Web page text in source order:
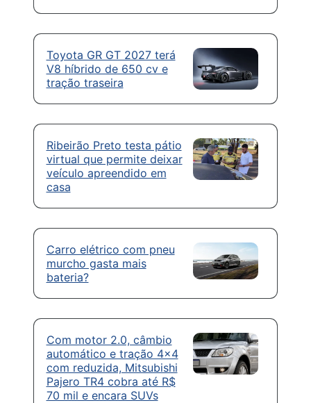
Toyota GR GT 2027 terá
V8 híbrido de 650 cv e
tração traseira
Ribeirão Preto testa pátio
virtual que permite deixar
veículo apreendido em
casa
Carro elétrico com pneu
murcho gasta mais
bateria?
Com motor 2.0, câmbio
automático e tração 4×4
com reduzida, Mitsubishi
Pajero TR4 cobra até R$
70 mil e encara SUVs